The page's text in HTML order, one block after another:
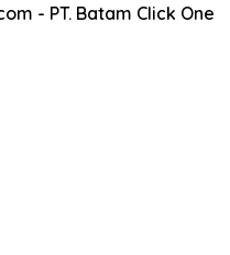
- PT. Batam Click One